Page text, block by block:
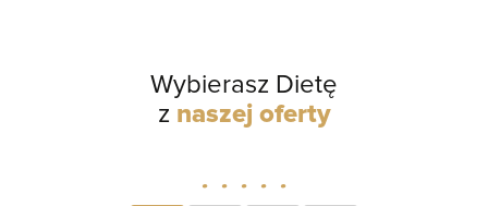
Wybierasz Dietę
z naszej oferty
. . . . .